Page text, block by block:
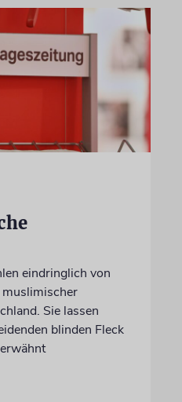
eindringlich von
Sie lassen
blinden Fleck